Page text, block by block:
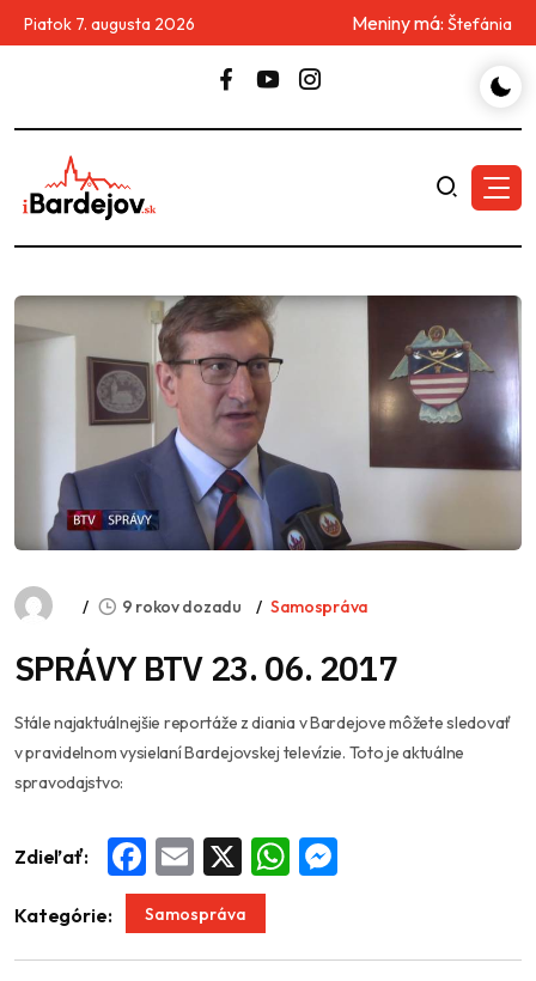
Piatok 7. augusta 2026 Meniny má: Štefánia
9 rokov dozadu Samospráva
SPRÁVY BTV 23. 06. 2017
Stále najaktuálnejšie reportáže z diania v Bardejove môžete sledovať
v pravidelnom vysielaní Bardejovskej televízie. Toto je aktuálne
spravodajstvo:
Zdieľať: Facebook
Email WhatsApp
Kategórie: Samospráva